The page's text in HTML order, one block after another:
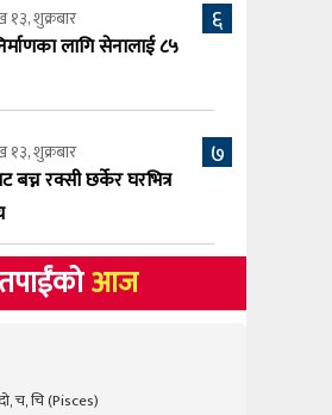
शुक्रबार
लागि सेनालाई ८५
६
शुक्रबार
बच्न रक्सी छर्केर घरभित्र
७
आज
च, चि (Pisces)